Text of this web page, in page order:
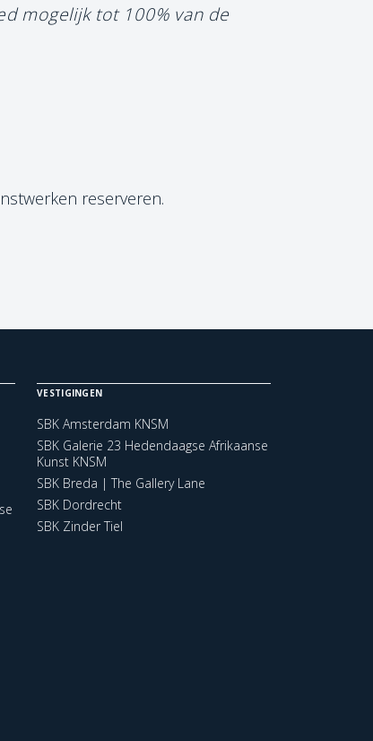
mogelijk tot 100% van de
reserveren.
VESTIGINGEN
SBK Amsterdam KNSM
SBK Galerie 23 Hedendaagse Afrikaanse
Kunst KNSM
SBK Breda | The Gallery Lane
SBK Dordrecht
SBK Zinder Tiel